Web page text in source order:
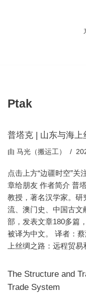
Ptak
普塔克 | 山东与海上
由 马光（搬运工）
点击上方“边疆时空”关
章给朋友 作者简介 普
教授，著名汉学家。研
流、澳门史、中国古文
部，发表文章180多篇
被译为中文。 译者：
上丝绸之路：远程贸
The Structure and
Trade System